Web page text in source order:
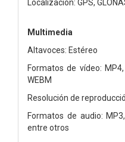
Localización: GPS,
Multimedia
Altavoces: Estéreo
Formatos de vídeo: MP4,
WEBM
Resolución de
Formatos de audio:
entre otros